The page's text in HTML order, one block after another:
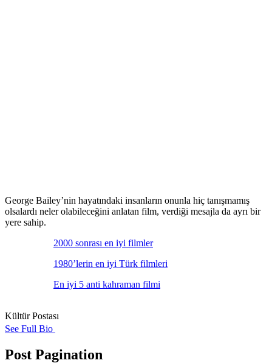
George Bailey’nin hayatındaki insanların onunla hiç tanışmamış
olsalardı neler olabileceğini anlatan film, verdiği mesajla da ayrı bir
yere sahip.
2000 sonrası en iyi filmler
1980’lerin en iyi Türk filmleri
En iyi 5 anti kahraman filmi
Kültür Postası
See Full Bio
Post Pagination